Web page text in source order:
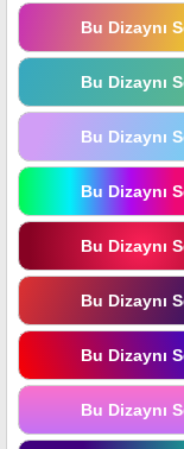
Bu Dizaynı
Bu Dizaynı
Bu Dizaynı
Bu Dizaynı
Bu Dizaynı
Bu Dizaynı
Bu Dizaynı
Bu Dizaynı